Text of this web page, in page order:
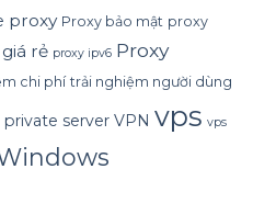
proxy Proxy bảo mật proxy
rẻ proxy ipv6 Proxy
chi phí trải nghiệm người dùng
private server VPN vps vps